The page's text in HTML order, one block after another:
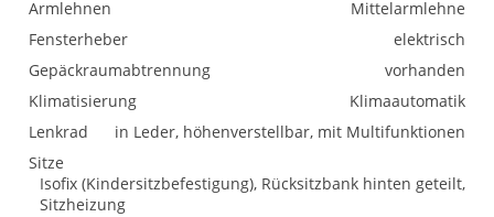
Armlehnen
Mittelarmlehne
Fensterheber
elektrisch
Gepäckraumabtrennung
vorhanden
Klimatisierung
Klimaautomatik
Lenkrad
in Leder, höhenverstellbar, mit Multifunktionen
Sitze
Isofix (Kindersitzbefestigung), Rücksitzbank hinten geteilt,
Sitzheizung